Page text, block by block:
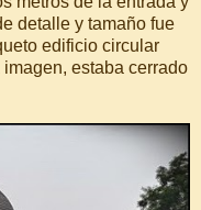
detalle y tamaño fue
edificio circular
estaba cerrado